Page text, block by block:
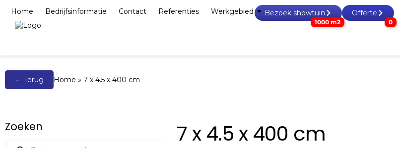
Home Bedrijfsinformatie Contact Referenties Werkgebied Bezoek showtuin
1000 m2
Offerte
0
← Terug Home » 7 x 4.5 x 400 cm
Zoeken 7 x 4.5 x 400 cm